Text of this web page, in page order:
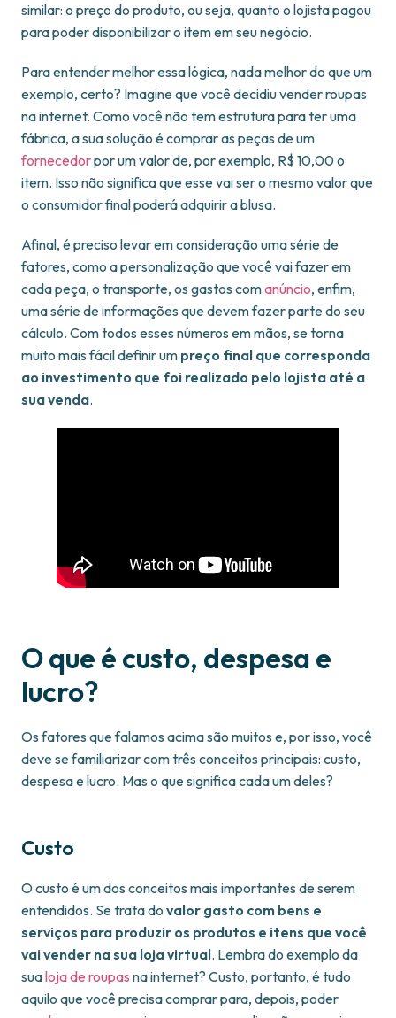
similar: o preço do produto, ou seja, quanto o lojista pagou
para poder disponibilizar o item em seu negócio.
Para entender melhor essa lógica, nada melhor do que um
exemplo, certo? Imagine que você decidiu vender roupas
na internet. Como você não tem estrutura para ter uma
fábrica, a sua solução é comprar as peças de um
fornecedorpor um valor de, por exemplo, R$ 10,00 o
item. Isso não significa que esse vai ser o mesmo valor que
o consumidor final poderá adquirir a blusa.
Afinal, é preciso levar em consideração uma série de
fatores, como a personalização que você vai fazer em
cada peça, o transporte, os gastos comanúncio, enfim,
uma série de informações que devem fazer parte do seu
cálculo. Com todos esses números em mãos, se torna
muito mais fácil definir um preço final que corresponda
ao investimento que foi realizado pelo lojista até a
sua venda.
O que é custo, despesa e
lucro?
Os fatores que falamos acima são muitos e, por isso, você
deve se familiarizar com três conceitos principais: custo,
despesa e lucro. Mas o que significa cada um deles?
Custo
O custo é um dos conceitos mais importantes de serem
entendidos. Se trata do valor gasto com bens e
serviços para produzir os produtos e itens que você
vai vender na sua loja virtual. Lembra do exemplo da
sualoja de roupas na internet? Custo, portanto, é tudo
aquilo que você precisa comprar para, depois, poder